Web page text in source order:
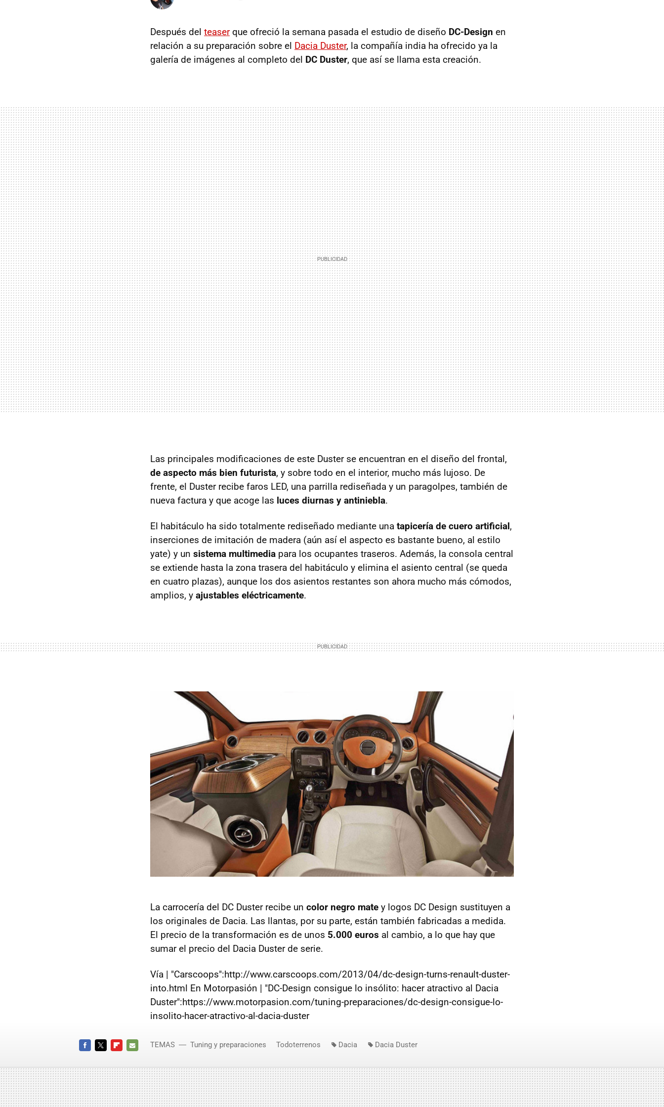
Después del teaserque ofreció la semana pasada el estudio de diseño DC-Design en
relación a su preparación sobre el Dacia Duster, la compañía india ha ofrecido ya la
galería de imágenes al completo del DC Duster, que así se llama esta creación.
Las principales modificaciones de este Duster se encuentran en el diseño del frontal,
de aspecto más bien futurista, y sobre todo en el interior, mucho más lujoso. De
frente, el Duster recibe faros LED, una parrilla rediseñada y un paragolpes, también de
nueva factura y que acoge las luces diurnas y antiniebla.
El habitáculo ha sido totalmente rediseñado mediante una tapicería de cuero artificial,
inserciones de imitación de madera (aún así el aspecto es bastante bueno, al estilo
yate) y un sistema multimedia para los ocupantes traseros. Además, la consola central
se extiende hasta la zona trasera del habitáculo y elimina el asiento central (se queda
en cuatro plazas), aunque los dos asientos restantes son ahora mucho más cómodos,
amplios, y ajustables eléctricamente.
La carrocería del DC Duster recibe un color negro mate y logos DC Design sustituyen a
los originales de Dacia. Las llantas, por su parte, están también fabricadas a medida.
El precio de la transformación es de unos 5.000 euros al cambio, a lo que hay que
sumar el precio del Dacia Duster de serie.
Vía | "Carscoops":http://www.carscoops.com/2013/04/dc-design-turns-renault-duster-
into.html En Motorpasión | "DC-Design consigue lo insólito: hacer atractivo al Dacia
Duster":https://www.motorpasion.com/tuning-preparaciones/dc-design-consigue-lo-
insolito-hacer-atractivo-al-dacia-duster
MAIL
TEMAS Tuning y preparaciones Todoterrenos Dacia Dacia Duster